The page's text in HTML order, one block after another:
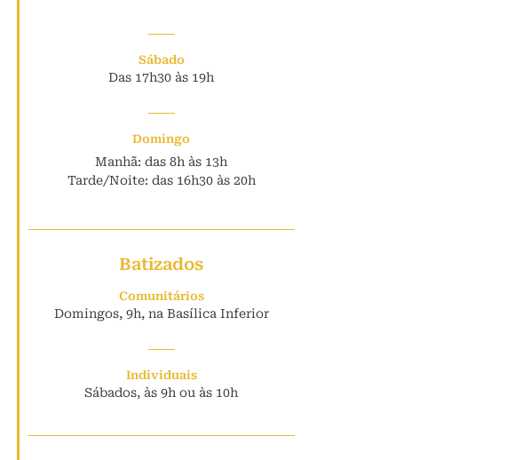
Sábado
Das 17h30 às 19h
Domingo
Manhã: das 8h às 13h
Tarde/Noite: das 16h30 às 20h
Batizados
Comunitários
Domingos, 9h, na Basílica Inferior
Individuais
Sábados, às 9h ou às 10h